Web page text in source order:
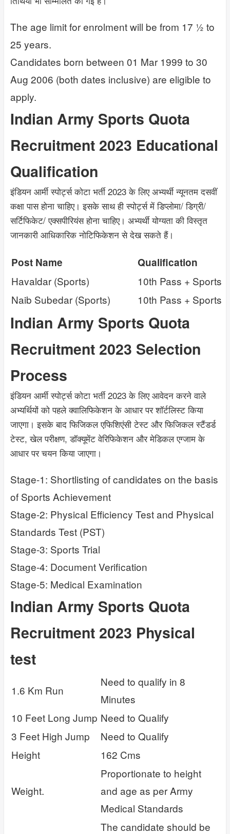
The age limit for enrolment will be from 17 ½ to
25 years.
Candidates born between 01 Mar 1999 to 30
Aug 2006 (both dates inclusive) are eligible to
apply.
Indian Army Sports Quota
Recruitment 2023 Educational
Qualification
इंडियन आर्मी स्पोर्ट्स कोटा भर्ती 2023 के लिए अभ्यर्थी न्यूनतम दसवीं
कक्षा पास होना चाहिए। इसके साथ ही स्पोर्ट्स में डिप्लोमा/ डिग्री/
सर्टिफिकेट/ एक्सपीरियंस होना चाहिए। अभ्यर्थी योग्यता की विस्तृत
जानकारी आधिकारिक नोटिफिकेशन से देख सकते हैं।
Post Name
Qualification
Havaldar (Sports)
10th Pass + Sports
Naib Subedar (Sports)
10th Pass + Sports
Indian Army Sports Quota
Recruitment 2023 Selection
Process
इंडियन आर्मी स्पोर्ट्स कोटा भर्ती 2023 के लिए आवेदन करने वाले
अभ्यर्थियों को पहले क्वालिफिकेशन के आधार पर शॉर्टलिस्ट किया
जाएगा। इसके बाद फिजिकल एफिशिएंसी टेस्ट और फिजिकल स्टैंडर्ड
टेस्ट, खेल परीक्षण, डॉक्यूमेंट वेरिफिकेशन और मेडिकल एग्जाम के
आधार पर चयन किया जाएगा।
Stage-1: Shortlisting of candidates on the basis
of Sports Achievement
Stage-2: Physical Efficiency Test and Physical
Standards Test (PST)
Stage-3: Sports Trial
Stage-4: Document Verification
Stage-5: Medical Examination
Indian Army Sports Quota
Recruitment 2023 Physical
test
1.6 Km Run
Need to qualify in 8
Minutes
10 Feet Long Jump Need to Qualify
3 Feet High Jump
Need to Qualify
Height
162 Cms
Weight.
Proportionate to height
and age as per Army
Medical Standards
The candidate should be